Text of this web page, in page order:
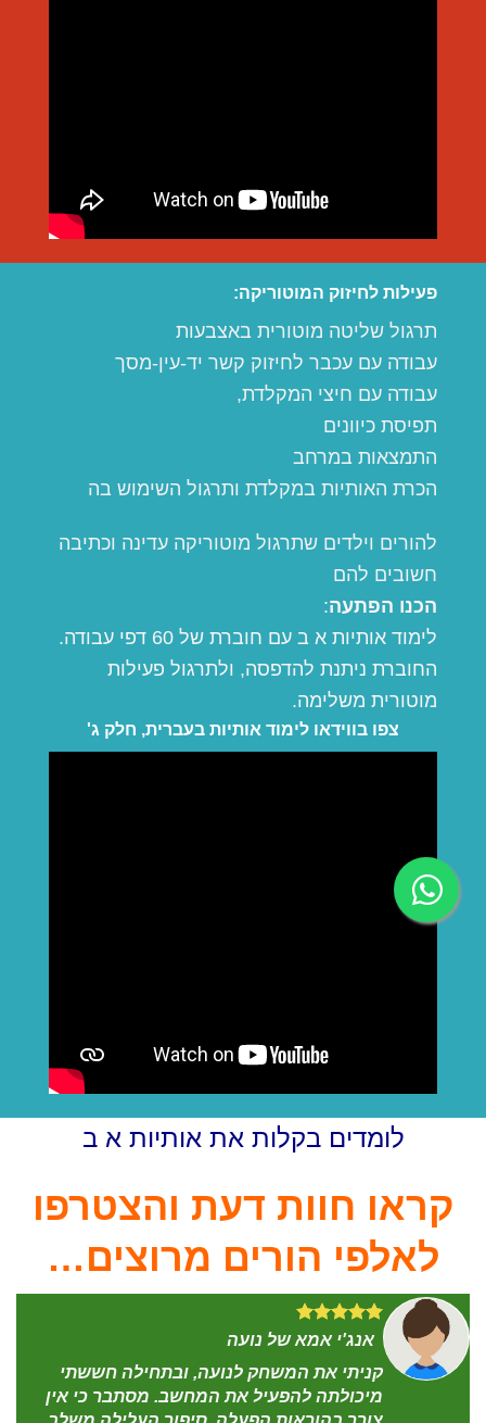
פעילות לחיזוק המוטוריקה:
תרגול שליטה מוטורית באצבעות
עבודה עם עכבר לחיזוק קשר יד-עין-מסך
עבודה עם חיצי המקלדת,
תפיסת כיוונים
התמצאות במרחב
הכרת האותיות במקלדת ותרגול השימוש בה
להורים וילדים שתרגול מוטוריקה עדינה וכתיבה
חשובים להם
הכנו הפתעה:
לימוד אותיות א ב עם חוברת של 60 דפי עבודה.
החוברת ניתנת להדפסה, ולתרגול פעילות
מוטורית משלימה.
צפו בווידאו לימוד אותיות בעברית, חלק ג'
לומדים בקלות את אותיות א ב
קראו חוות דעת והצטרפו
לאלפי הורים מרוצים…
אנג'י אמא של נועה
קניתי את המשחק לנועה, ובתחילה חששתי
מיכולתה להפעיל את המחשב. מסתבר כי אין